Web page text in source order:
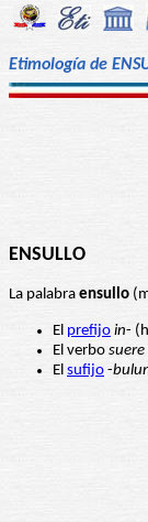
Etimología de
ENSULLO
La palabra ensullo
El prefijo in-
El verbo suere
El sufijo -